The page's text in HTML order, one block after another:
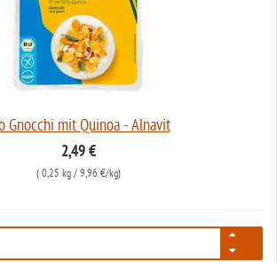
Gnocchi mit Quinoa - Alnavit
2,49 €
( 0,25 kg/ 9,96 €/kg)
4693